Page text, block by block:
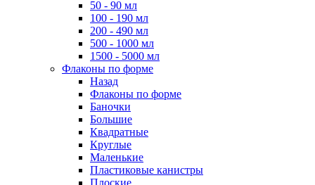
50 - 90 мл
100 - 190 мл
200 - 490 мл
500 - 1000 мл
1500 - 5000 мл
Флаконы по форме
Назад
Флаконы по форме
Баночки
Большие
Квадратные
Круглые
Маленькие
Пластиковые канистры
Плоские